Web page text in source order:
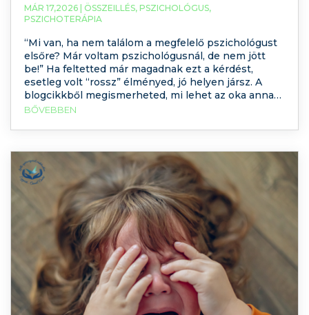
MÁR 17,2026 | ÖSSZEILLÉS, PSZICHOLÓGUS,
PSZICHOTERÁPIA
“Mi van, ha nem találom a megfelelő pszichológust
elsőre? Már voltam pszichológusnál, de nem jött
be!” Ha feltetted már magadnak ezt a kérdést,
esetleg volt “rossz” élményed, jó helyen jársz. A
blogcikkből megismerheted, mi lehet az oka annak,
ha nem jön be az első választás, esetleg a vágyott-
számítottál. Rögös
BŐVEBBEN